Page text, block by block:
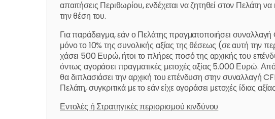
απαιτήσεις Περιθωρίου, ενδέχεται να ζητηθεί στον Πελάτη
την θέση του.
Για παράδειγμα, εάν ο Πελάτης πραγματοποιήσει συναλλαγή
μόνο το 10% της συνολικής αξίας της θέσεως (σε αυτή την
χάσει 500 Ευρώ, ήτοι το πλήρες ποσό της αρχικής του
όντως αγοράσει πραγματικές μετοχές αξίας 5.000 Ευρώ.
θα διπλασιάσει την αρχική του επένδυση στην συναλλαγή
Πελάτη, συγκριτικά με το εάν είχε αγοράσει μετοχές ίδιας
Εντολές ή Στρατηγικές περιορισμού κινδύνου